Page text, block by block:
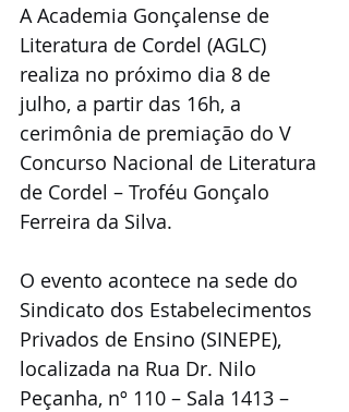
A Academia Gonçalense de
Literatura de Cordel (AGLC)
realiza no próximo dia 8 de
julho, a partir das 16h, a
cerimônia de premiação do V
Concurso Nacional de Literatura
de Cordel – Troféu Gonçalo
Ferreira da Silva.
O evento acontece na sede do
Sindicato dos Estabelecimentos
Privados de Ensino (SINEPE),
localizada na Rua Dr. Nilo
Peçanha, nº 110 – Sala 1413 –